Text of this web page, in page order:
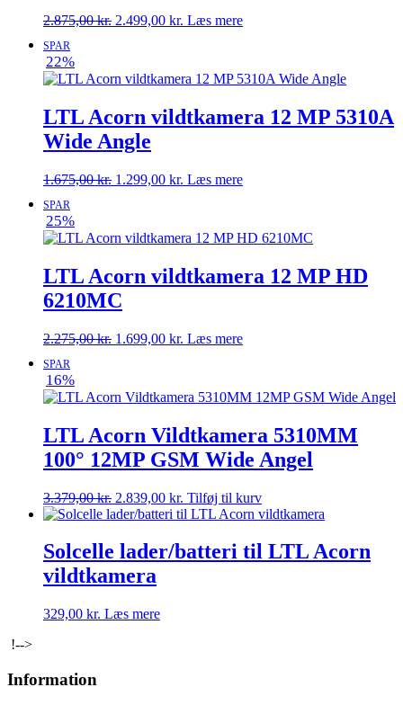
2.875,00kr. Den
2.875,00 kr..
2.499,00 kr. Den
2.499,00 kr..
Læs mere
SPAR
22%
LTL Acorn vildtkamera 12 MP 5310A
Wide Angle
1.675,00kr. Den
1.675,00 kr..
1.299,00 kr. Den
1.299,00 kr..
Læs mere
SPAR
25%
LTL Acorn vildtkamera 12 MP HD
6210MC
2.275,00kr. Den
2.275,00 kr..
1.699,00 kr. Den
1.699,00 kr..
Læs mere
SPAR
16%
LTL Acorn Vildtkamera 5310MM
100° 12MP GSM Wide Angel
3.379,00kr. Den
oprindelige
var:
3.379,00 kr..
2.839,00 kr. Den
aktuelle
er:
2.839,00 kr..
Tilføj til kurv
Solcelle lader/batteri til LTL Acorn
vildtkamera
329,00 kr. Læs mere
!-->
Information